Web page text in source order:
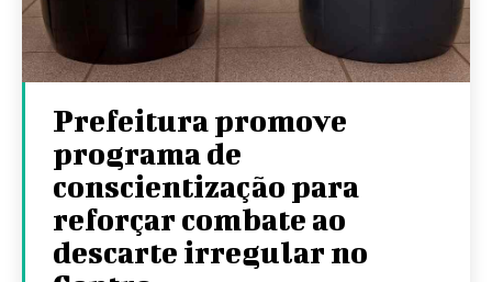
Prefeitura promove
programa de
conscientização para
reforçar combate ao
descarte irregular no